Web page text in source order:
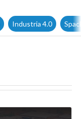
Industria 4.0